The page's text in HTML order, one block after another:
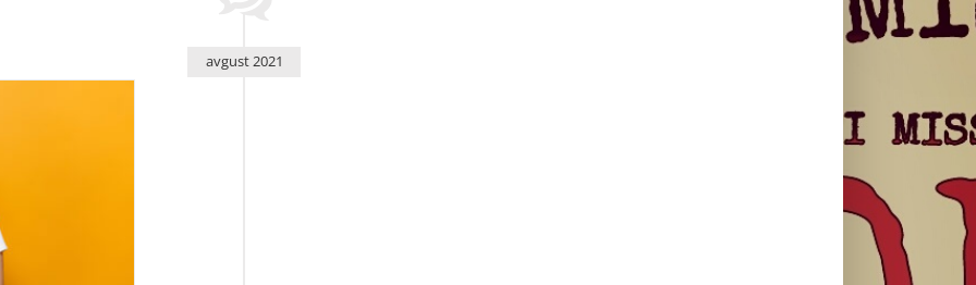
avgust 2021
o hrani